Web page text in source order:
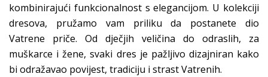
kombinirajući funkcionalnost s elegancijom. U kolekciji
dresova, pružamo vam priliku da postanete dio
Vatrene priče. Od dječjih veličina do odraslih, za
muškarce i žene, svaki dres je pažljivo dizajniran kako
bi odražavao povijest, tradiciju i strast Vatrenih.